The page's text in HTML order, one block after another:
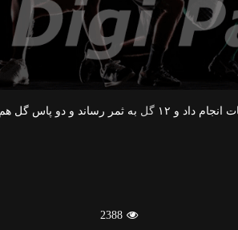
داد و ۱۲ گل به ثمر رساند و دو پاس گل
2388